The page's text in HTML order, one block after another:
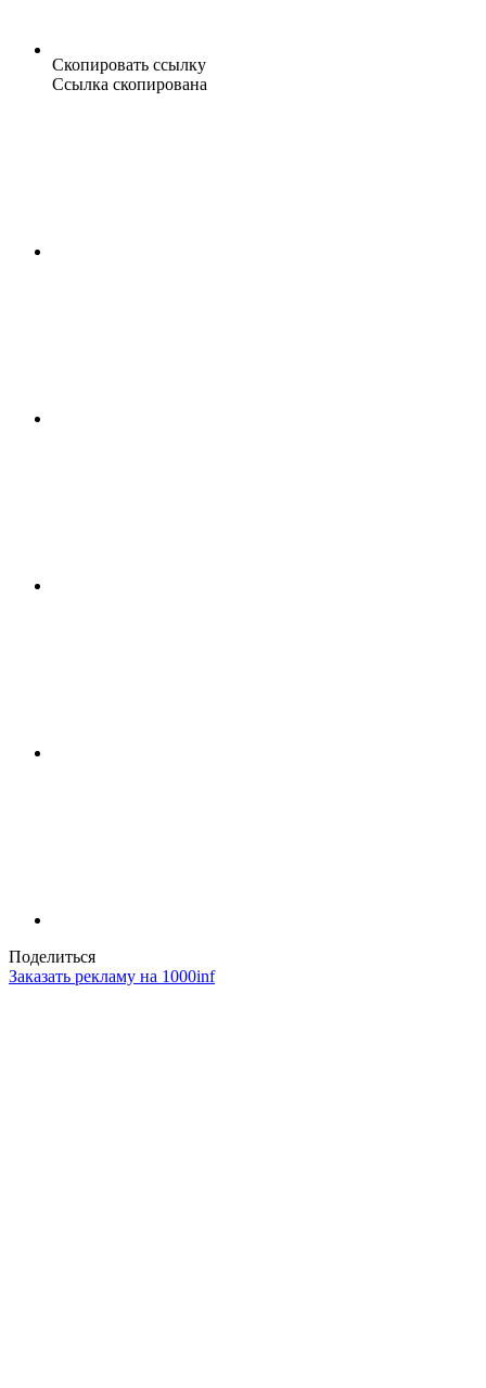
Скопировать ссылку
Ссылка скопирована
Поделиться
Заказать рекламу на 1000inf